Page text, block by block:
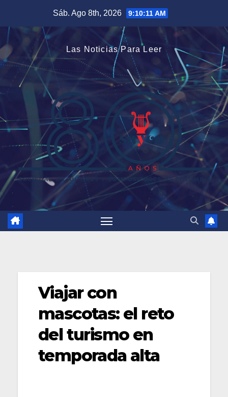
contenido
Sáb. Ago 8th, 2026 9:10:11 AM
Las Noticias Para Leer
Viajar con
mascotas: el reto
del turismo en
temporada alta